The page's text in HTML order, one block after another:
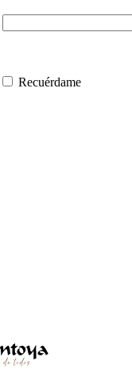
Recuérdame